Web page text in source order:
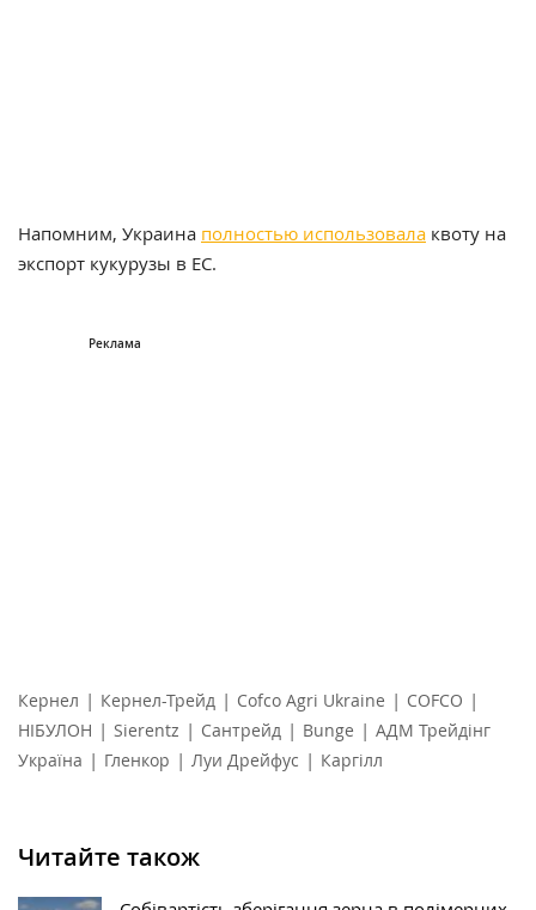
Напомним, Украина полностью использовала квоту на
экспорт кукурузы в ЕС.
Кернел | Кернел-Трейд | Cofco Agri Ukraine | COFCO |
НІБУЛОН | Sierentz | Сантрейд | Bunge | АДМ Трейдінг
Україна | Гленкор | Луи Дрейфус | Каргілл
Читайте також